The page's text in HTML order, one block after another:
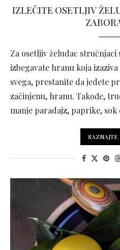
IZLEČITE OSETLJIV
Za osetljiv želudac stručnjaci
izbegavate hranu koja
svega, prestanite da jedete
začinjenu, hranu. Takođe,
manje paradajz, paprike,
SAZNAJTE